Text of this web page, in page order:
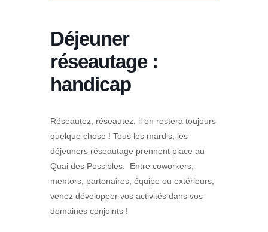
Déjeuner
réseautage :
handicap
Réseautez, réseautez, il en restera toujours
quelque chose ! Tous les mardis, les
déjeuners réseautage prennent place au
Quai des Possibles. Entre coworkers,
mentors, partenaires, équipe ou extérieurs,
venez développer vos activités dans vos
domaines conjoints !